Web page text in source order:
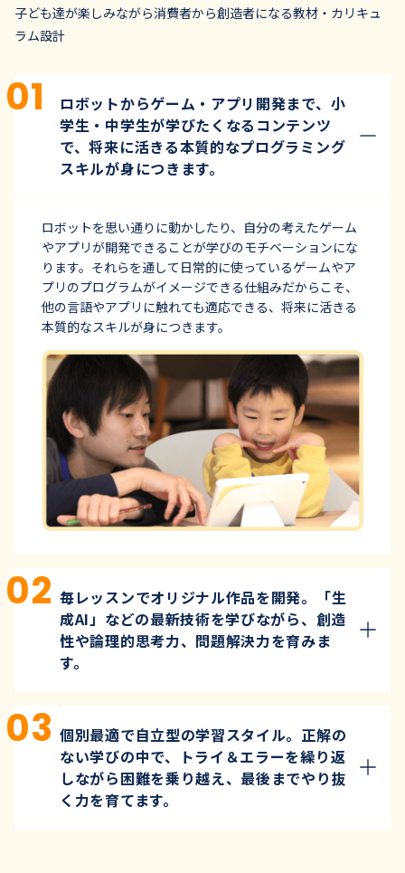
子ども達が楽しみながら消費者から創造者になる教材・カリキュ
ラム設計
ロボットからゲーム・アプリ開発まで、小
学生・中学生が学びたくなるコンテンツ
で、将来に活きる本質的なプログラミング
スキルが身につきます。
ロボットを思い通りに動かしたり、自分の考えたゲーム
やアプリが開発できることが学びのモチベーションにな
ります。それらを通して日常的に使っているゲームやア
プリのプログラムがイメージできる仕組みだからこそ、
他の言語やアプリに触れても適応できる、将来に活きる
本質的なスキルが身につきます。
毎レッスンでオリジナル作品を開発。「生
成AI」などの最新技術を学びながら、創造
性や論理的思考力、問題解決力を育みま
す。
個別最適で自立型の学習スタイル。正解の
ない学びの中で、トライ＆エラーを繰り返
しながら困難を乗り越え、最後までやり抜
く力を育てます。